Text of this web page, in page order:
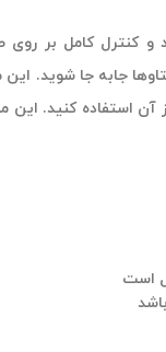
کنترل کامل بر روی
است